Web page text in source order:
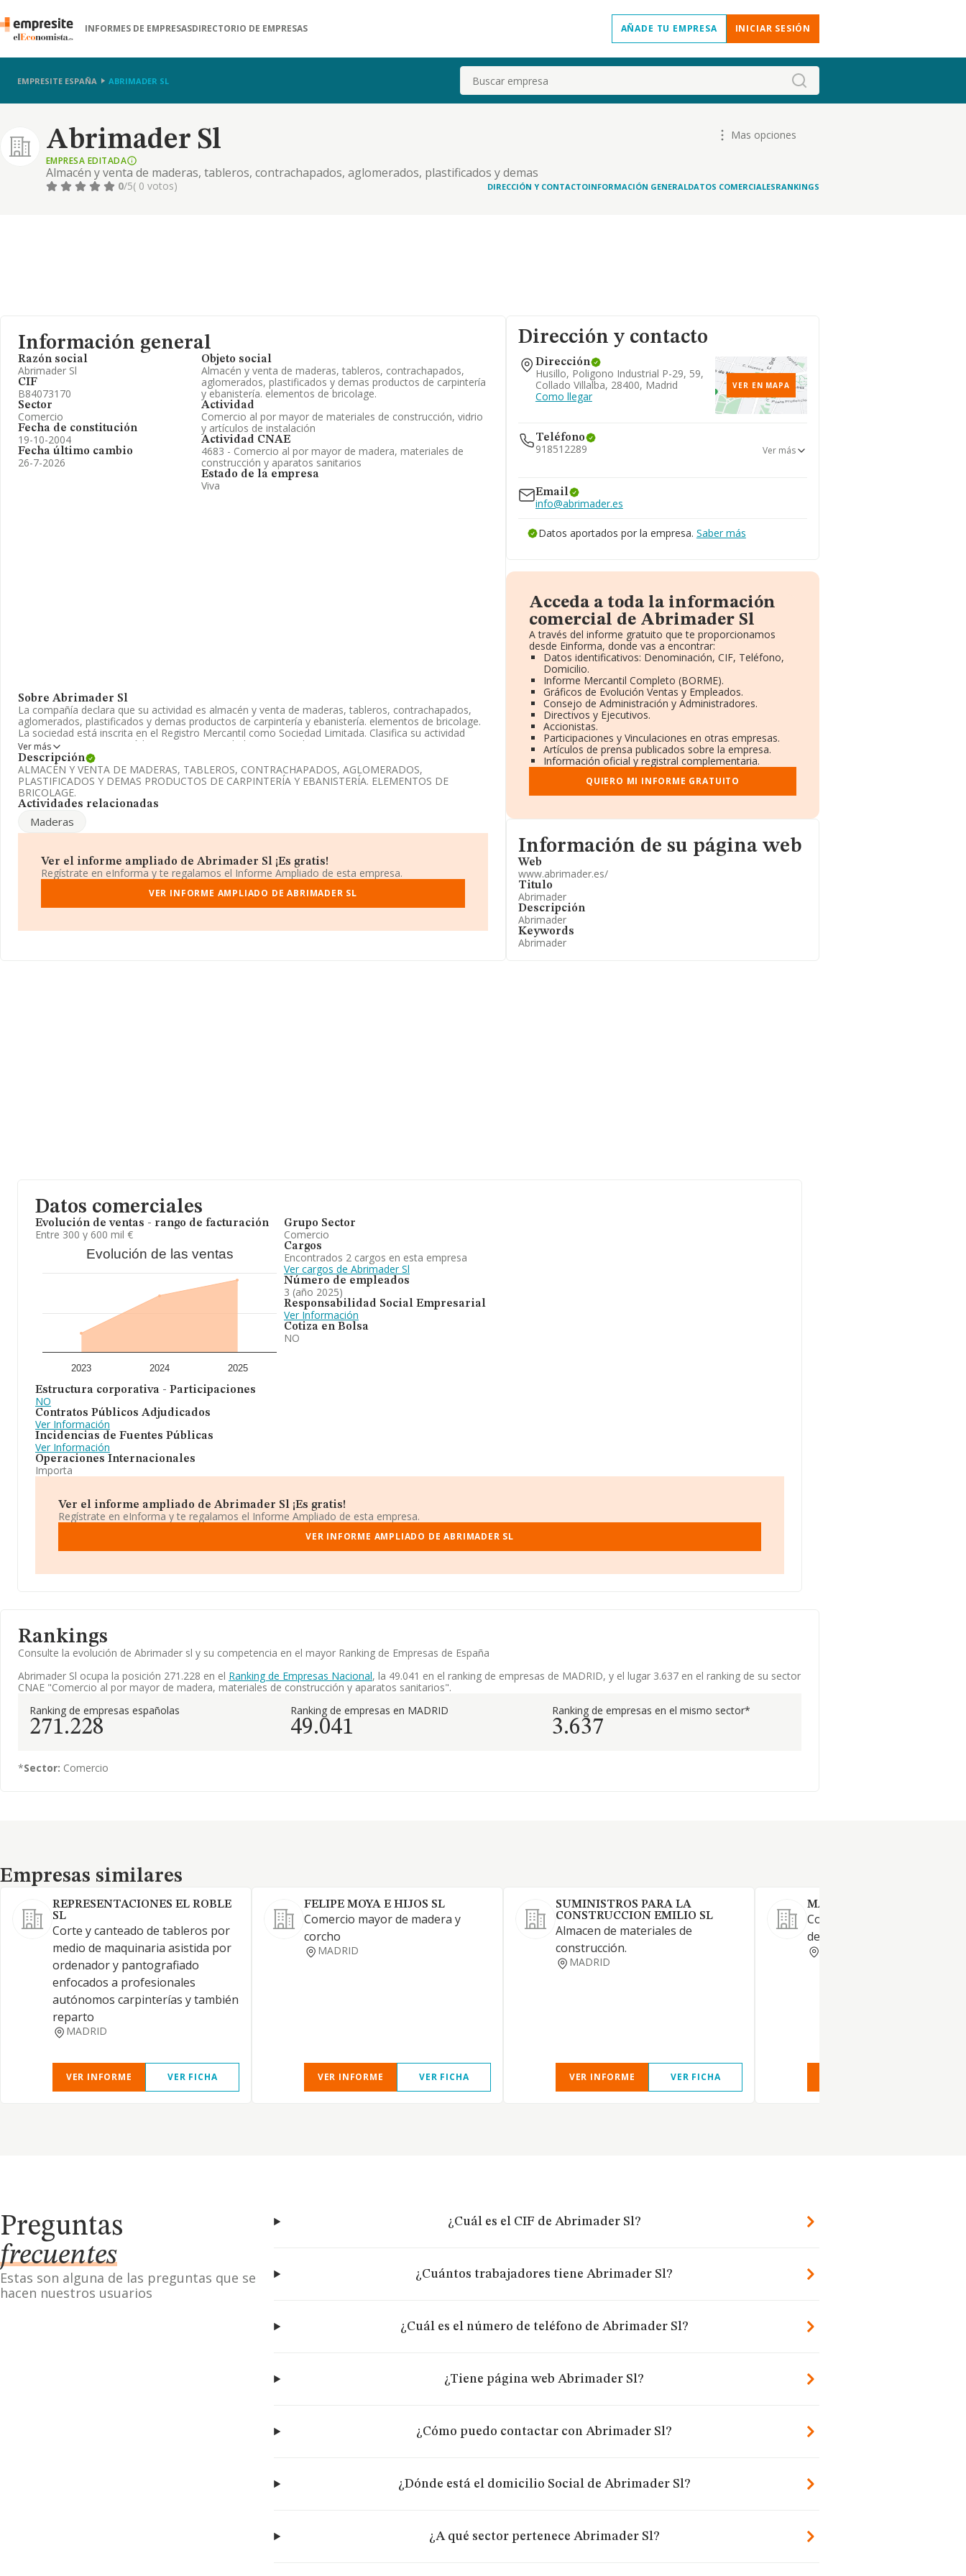
INFORMES DE EMPRESASDIRECTORIO DE EMPRESAS AÑADE TU EMPRESA INICIAR SESIÓN
EMPRESITE ESPAÑA ABRIMADER SL Buscar
Abrimader Sl
EMPRESA EDITADA
Almacén y venta de maderas, tableros, contrachapados, aglomerados, plastificados y demas
productos de carpintería y ebanistería. elementos de bricolage.
Mas opciones
0/5( 0 votos) DIRECCIÓN Y CONTACTOINFORMACIÓN GENERALDATOS COMERCIALESRANKINGS
Información general
Razón social
Abrimader Sl
CIF
B84073170
Sector
Comercio
Fecha de constitución
19-10-2004
Fecha último cambio
26-7-2026
Objeto social
Almacén y venta de maderas, tableros, contrachapados,
aglomerados, plastificados y demas productos de carpintería
y ebanistería. elementos de bricolage.
Actividad
Comercio al por mayor de materiales de construcción, vidrio
y artículos de instalación
Actividad CNAE
4683 - Comercio al por mayor de madera, materiales de
construcción y aparatos sanitarios
Estado de la empresa
Viva
Sobre Abrimader Sl
La compañía declara que su actividad es almacén y venta de maderas, tableros, contrachapados,
aglomerados, plastificados y demas productos de carpintería y ebanistería. elementos de bricolage.
La sociedad está inscrita en el Registro Mercantil como Sociedad Limitada. Clasifica su actividad
CNAE como '%cnae%', código 4683. La sociedad es importadora.
El número de empleados ha crecido y según los datos a disposición de INFORMA, ha tenido un
número de empleados por debajo de la media de sector.
Dentro del ranking de empresas elaborado por INFORMA, atendiendo a los niveles de facturación
pasando del 3.613 al 3.631. Antes de la compañía, en el ranking del sector, están empresas como:
Almacenes Gestera Noriega S.LyRecursos En Piedra S.L; en cambio, algunas de las empresas
Materialak S.L. En 2025, en el ranking nacional, ha perdido 13.311 posiciones pasando del puesto
270.663 al 257.352. Se encuentran en una mejor posición las siguientes empresas:
Dorada Sociedad LimitadayCarnes Guanter Bauset S.L, sin embargo, entre las empresas que
están por debajo, se encuentran:Rodasa Molduras S.LyInocencio Perez S.L
peor pasando del puesto 45.486 al 48.830 en el ranking provincial, perdiendo hasta 3.344 puestos
Ver más
Descripción
ALMACÉN Y VENTA DE MADERAS, TABLEROS, CONTRACHAPADOS, AGLOMERADOS,
PLASTIFICADOS Y DEMAS PRODUCTOS DE CARPINTERÍA Y EBANISTERÍA. ELEMENTOS DE
BRICOLAGE.
Actividades relacionadas
Maderas
Ver el informe ampliado de Abrimader Sl ¡Es gratis!
Regístrate en eInforma y te regalamos el Informe Ampliado de esta empresa.
VER INFORME AMPLIADO DE ABRIMADER SL
Dirección y contacto
Dirección
Husillo, Poligono Industrial P-29, 59,
Collado Villalba, 28400, Madrid
Como llegar
VER EN MAPA
Teléfono
918512289 Ver más
Email
info@abrimader.es
Datos aportados por la empresa. Saber más
Acceda a toda la información
comercial de Abrimader Sl
A través del informe gratuito que te proporcionamos
desde Einforma, donde vas a encontrar:
Datos identificativos: Denominación, CIF, Teléfono,
Domicilio.
Informe Mercantil Completo (BORME).
Gráficos de Evolución Ventas y Empleados.
Consejo de Administración y Administradores.
Directivos y Ejecutivos.
Accionistas.
Participaciones y Vinculaciones en otras empresas.
Artículos de prensa publicados sobre la empresa.
Información oficial y registral complementaria.
QUIERO MI INFORME GRATUITO
Informacion de su página web
Información de su página web
Web
www.abrimader.es/
Titulo
Abrimader
Descripción
Abrimader
Keywords
Abrimader
Datos comerciales
Evolución de ventas - rango de facturación
Entre 300 y 600 mil €
Evolución de las ventas
2023 2024 2025
Estructura corporativa - Participaciones
NO
Contratos Públicos Adjudicados
Ver Información
Incidencias de Fuentes Públicas
Ver Información
Operaciones Internacionales
Importa
Grupo Sector
Comercio
Cargos
Encontrados 2 cargos en esta empresa
Ver cargos de Abrimader Sl
Número de empleados
3 (año 2025)
Responsabilidad Social Empresarial
Ver Información
Cotiza en Bolsa
NO
Ver el informe ampliado de Abrimader Sl ¡Es gratis!
Regístrate en eInforma y te regalamos el Informe Ampliado de esta empresa.
VER INFORME AMPLIADO DE ABRIMADER SL
Rankings
Consulte la evolución de Abrimader sl y su competencia en el mayor Ranking de Empresas de España
Abrimader Sl ocupa la posición 271.228 en el Ranking de Empresas Nacional, la 49.041 en el ranking de empresas de MADRID, y el lugar 3.637 en el ranking de su sector
CNAE "Comercio al por mayor de madera, materiales de construcción y aparatos sanitarios".
Ranking de empresas españolas
271.228
Ranking de empresas en MADRID
49.041
Ranking de empresas en el mismo sector*
3.637
*Sector: Comercio
Empresas similares
Empresas similares
REPRESENTACIONES EL ROBLE
SL
Corte y canteado de tableros por
medio de maquinaria asistida por
ordenador y pantografiado
enfocados a profesionales
autónomos carpinterías y también
reparto
MADRID
VER INFORME VER FICHA
FELIPE MOYA E HIJOS SL
Comercio mayor de madera y
corcho
MADRID
VER INFORME VER FICHA
SUMINISTROS PARA LA
CONSTRUCCION EMILIO SL
Almacen de materiales de
construcción.
MADRID
VER INFORME VER FICHA
MATERFERPA SL
Comercio al mayor de
de construccion.
Preguntas
frecuentes
Estas son alguna de las preguntas que se
hacen nuestros usuarios
¿Cuál es el CIF de Abrimader Sl?
¿Cuántos trabajadores tiene Abrimader Sl?
¿Cuál es el número de teléfono de Abrimader Sl?
¿Tiene página web Abrimader Sl?
¿Cómo puedo contactar con Abrimader Sl?
¿Dónde está el domicilio Social de Abrimader Sl?
¿A qué sector pertenece Abrimader Sl?